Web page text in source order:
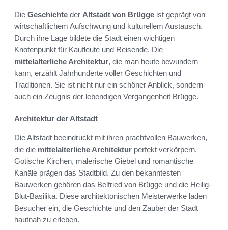
Die Geschichte der Altstadt von Brügge ist geprägt von
wirtschaftlichem Aufschwung und kulturellem Austausch.
Durch ihre Lage bildete die Stadt einen wichtigen
Knotenpunkt für Kaufleute und Reisende. Die
mittelalterliche Architektur, die man heute bewundern
kann, erzählt Jahrhunderte voller Geschichten und
Traditionen. Sie ist nicht nur ein schöner Anblick, sondern
auch ein Zeugnis der lebendigen Vergangenheit Brügge.
Architektur der Altstadt
Die Altstadt beeindruckt mit ihren prachtvollen Bauwerken,
die die mittelalterliche Architektur perfekt verkörpern.
Gotische Kirchen, malerische Giebel und romantische
Kanäle prägen das Stadtbild. Zu den bekanntesten
Bauwerken gehören das Belfried von Brügge und die Heilig-
Blut-Basilika. Diese architektonischen Meisterwerke laden
Besucher ein, die Geschichte und den Zauber der Stadt
hautnah zu erleben.